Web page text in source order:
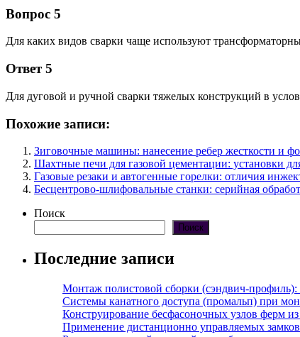
Вопрос 5
Для каких видов сварки чаще используют
Ответ 5
Для дуговой и ручной сварки тяжелых конструкций в
Похожие записи:
Зиговочные машины: нанесение ребер жесткости и
Шахтные печи для газовой цементации: установки
Газовые резаки и автогенные горелки: отличия
Бесцентрово-шлифовальные станки: серийная
Поиск
Поиск
Последние записи
Монтаж полистовой сборки (сэндвич-
Системы канатного доступа (промальп) при
Конструирование бесфасоночных узлов ферм
Применение дистанционно управляемых